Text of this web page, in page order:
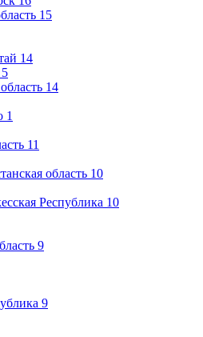
15
14
5
14
1
11
область 10
Республика 10
9
9